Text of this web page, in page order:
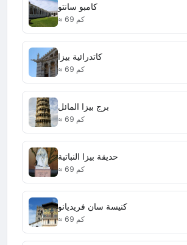
كامبو سانتو
≈ 69 كم
كاتدرائية بيزا
≈ 69 كم
برج بيزا المائل
≈ 69 كم
حديقة بيزا النباتية
≈ 69 كم
كنيسة سان فريديانو
≈ 69 كم